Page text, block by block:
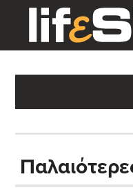
main
content
primary
sidebar
footer